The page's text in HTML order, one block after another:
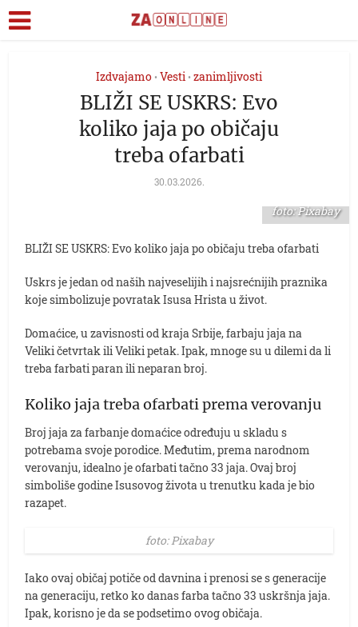
Izdvajamo • Vesti • zanimljivosti
BLIŽI SE USKRS: Evo
koliko jaja po običaju
treba ofarbati
30.03.2026.
foto: Pixabay
BLIŽI SE USKRS: Evo koliko jaja po običaju treba ofarbati
Uskrs je jedan od naših najveselijih i najsrećnijih praznika
koje simbolizuje povratak Isusa Hrista u život.
Domaćice, u zavisnosti od kraja Srbije, farbaju jaja na
Veliki četvrtak ili Veliki petak. Ipak, mnoge su u dilemi da li
treba farbati paran ili neparan broj.
Koliko jaja treba ofarbati prema verovanju
Broj jaja za farbanje domaćice određuju u skladu s
potrebama svoje porodice. Međutim, prema narodnom
verovanju, idealno je ofarbati tačno 33 jaja. Ovaj broj
simboliše godine Isusovog života u trenutku kada je bio
razapet.
foto: Pixabay
Iako ovaj običaj potiče od davnina i prenosi se s generacije
na generaciju, retko ko danas farba tačno 33 uskršnja jaja.
Ipak, korisno je da se podsetimo ovog običaja.